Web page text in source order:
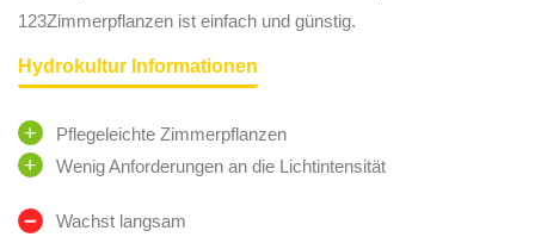
123Zimmerpflanzen ist einfach und günstig.
Hydrokultur Informationen
Pflegeleichte Zimmerpflanzen
Wenig Anforderungen an die Lichtintensität
Wachst langsam